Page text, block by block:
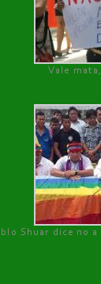
Vale
Shuar dice no